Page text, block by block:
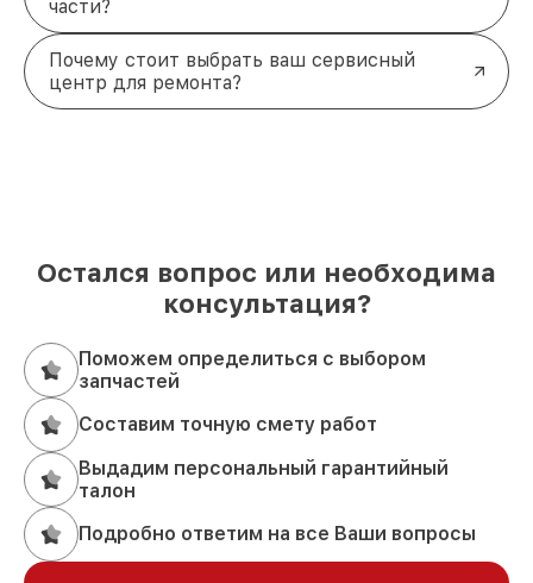
части?
Почему стоит выбрать ваш сервисный
центр для ремонта?
Остался вопрос или необходима
консультация?
Поможем определиться с выбором
запчастей
Составим точную смету работ
Выдадим персональный гарантийный
талон
Подробно ответим на все Ваши вопросы